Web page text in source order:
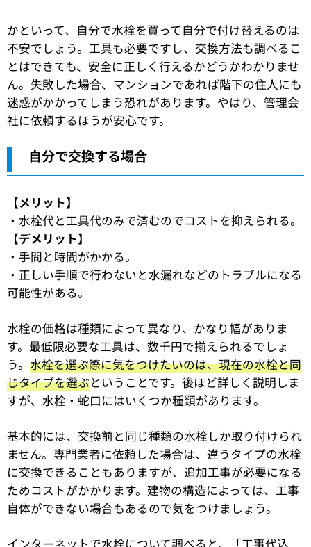
かといって、自分で水栓を買って自分で付け替えるのは
不安でしょう。工具も必要ですし、交換方法も調べるこ
とはできても、安全に正しく行えるかどうかわかりませ
ん。失敗した場合、マンションであれば階下の住人にも
迷惑がかかってしまう恐れがあります。やはり、管理会
社に依頼するほうが安心です。
自分で交換する場合
【メリット】
・水栓代と工具代のみで済むのでコストを抑えられる。
【デメリット】
・手間と時間がかかる。
・正しい手順で行わないと水漏れなどのトラブルになる
可能性がある。
水栓の価格は種類によって異なり、かなり幅がありま
す。最低限必要な工具は、数千円で揃えられるでしょ
う。 水栓を選ぶ際に気をつけたいのは、現在の水栓と同
じタイプを選ぶということです。後ほど詳しく説明しま
すが、水栓・蛇口にはいくつか種類があります。
基本的には、交換前と同じ種類の水栓しか取り付けられ
ません。専門業者に依頼した場合は、違うタイプの水栓
に交換できることもありますが、追加工事が必要になる
ためコストがかかります。建物の構造によっては、工事
自体ができない場合もあるので気をつけましょう。
インターネットで水栓について調べると、「工事代込